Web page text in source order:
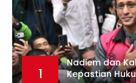
1
Nadiem dan
Kepastian